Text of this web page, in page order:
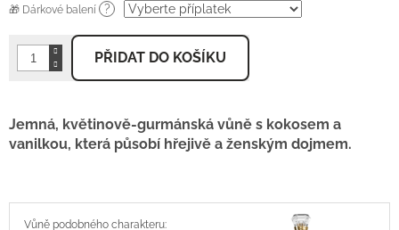
🎁 Dárkové balení ?
PŘIDAT DO KOŠÍKU
Jemná, květinově-gurmánská vůně s kokosem a
vanilkou, která působí hřejivě a ženským dojmem.